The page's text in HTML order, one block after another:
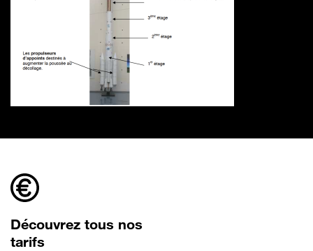
Découvrez tous nos
tarifs